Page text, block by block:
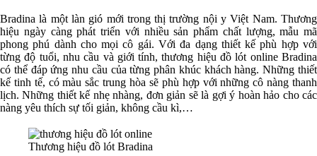
Bradina là một làn gió mới trong thị trường nội y Việt Nam. Thương
hiệu ngày càng phát triển với nhiều sản phẩm chất lượng, mẫu mã
phong phú dành cho mọi cô gái. Với đa dạng thiết kế phù hợp với
từng độ tuổi, nhu cầu và giới tính, thương hiệu đồ lót online Bradina
có thể đáp ứng nhu cầu của từng phân khúc khách hàng. Những thiết
kế tinh tế, có màu sắc trung hòa sẽ phù hợp với những cô nàng thanh
lịch. Những thiết kế nhẹ nhàng, đơn giản sẽ là gợi ý hoàn hảo cho các
nàng yêu thích sự tối giản, không cầu kì,…
Thương hiệu đồ lót Bradina